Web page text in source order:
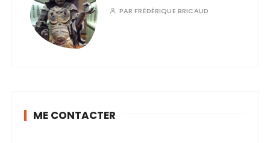
PARFRÉDÉRIQUE BRICAUD
ME CONTACTER